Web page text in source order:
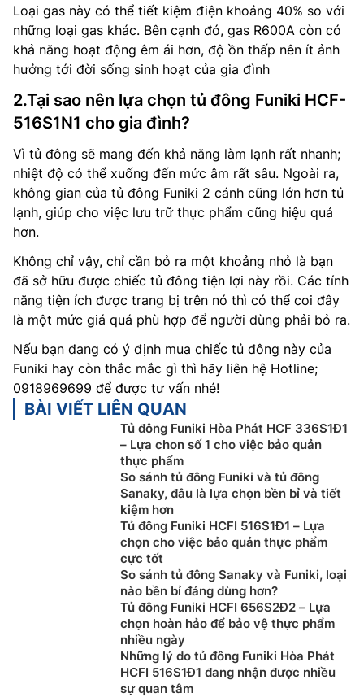
Loại gas này có thể tiết kiệm điện khoảng 40% so với
những loại gas khác. Bên cạnh đó, gas R600A còn có
khả năng hoạt động êm ái hơn, độ ồn thấp nên ít ảnh
hưởng tới đời sống sinh hoạt của gia đình
2.Tại sao nên lựa chọn tủ đông Funiki HCF-
516S1N1 cho gia đình?
Vì tủ đông sẽ mang đến khả năng làm lạnh rất nhanh;
nhiệt độ có thể xuống đến mức âm rất sâu. Ngoài ra,
không gian của tủ đông Funiki 2 cánh cũng lớn hơn tủ
lạnh, giúp cho việc lưu trữ thực phẩm cũng hiệu quả
hơn.
Không chỉ vậy, chỉ cần bỏ ra một khoảng nhỏ là bạn
đã sở hữu được chiếc tủ đông tiện lợi này rồi. Các tính
năng tiện ích được trang bị trên nó thì có thể coi đây
là một mức giá quá phù hợp để người dùng phải bỏ ra.
Nếu bạn đang có ý định mua chiếc tủ đông này của
Funiki hay còn thắc mắc gì thì hãy liên hệ Hotline;
0918969699 để được tư vấn nhé!
BÀI VIẾT LIÊN QUAN
Tủ đông Funiki Hòa Phát HCF 336S1Đ1
– Lựa chon số 1 cho việc bảo quản
thực phẩm
So sánh tủ đông Funiki và tủ đông
Sanaky, đâu là lựa chọn bền bỉ và tiết
kiệm hơn
Tủ đông Funiki HCFI 516S1Đ1 – Lựa
chọn cho việc bảo quản thực phẩm
cực tốt
So sánh tủ đông Sanaky và Funiki, loại
nào bền bỉ đáng dùng hơn?
Tủ đông Funiki HCFI 656S2Đ2 – Lựa
chọn hoàn hảo để bảo vệ thực phẩm
nhiều ngày
Những lý do tủ đông Funiki Hòa Phát
HCFI 516S1Đ1 đang nhận được nhiều
sự quan tâm